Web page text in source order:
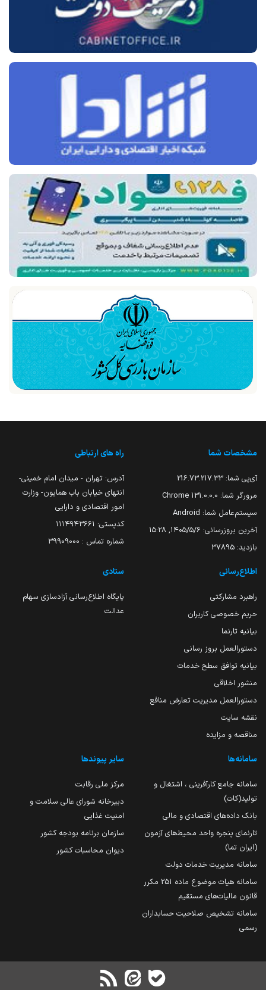
مشخصات شما
آی‌پی شما: 216.73.217.33
مرورگر شما: 131.0.0.0 Chrome
سیستم‌عامل شما: Android
آخرین بروزرسانی: ۱۴۰۵/۵/۶, ۱۵:۲۸
بازدید: 37895
راه های ارتباطی
آدرس: تهران - میدان امام خمینی-
انتهای خیابان باب همایون- وزارت
امور اقتصادی و دارایی
کدپستی: ۱۱۱۴۹۴۳۶۶۱
شماره تماس : 39909000
اطلاع‌رسانی
راهبرد مشارکتی
حریم خصوصی کاربران
بیانیه تارنما
دستورالعمل بروز رسانی
بیانیه توافق سطح خدمات
منشور اخلاقی
دستورالعمل مدیریت تعارض منافع
نقشه سایت
مناقصه و مزایده
ستادی
پایگاه اطلاع‌رسانی آزادسازی سهام
عدالت
سامانه‌ها
سامانه جامع کارآفرینی ، اشتغال و
تولید(کات)
بانک داده‌های اقتصادی و مالی
تارنمای پنجره واحد محیط‌های آزمون
(ایران تما)
سامانه مدیریت خدمات دولت
سامانه هیات موضوع ماده 251 مکرر
قانون مالیات‌های مستقیم
سامانه تشخیص صلاحیت حسابداران
رسمی
سایر پیوندها
مرکز ملی رقابت
دبیرخانه شورای عالی سلامت و
امنیت غذایی
سازمان برنامه بودجه کشور
دیوان محاسبات کشور